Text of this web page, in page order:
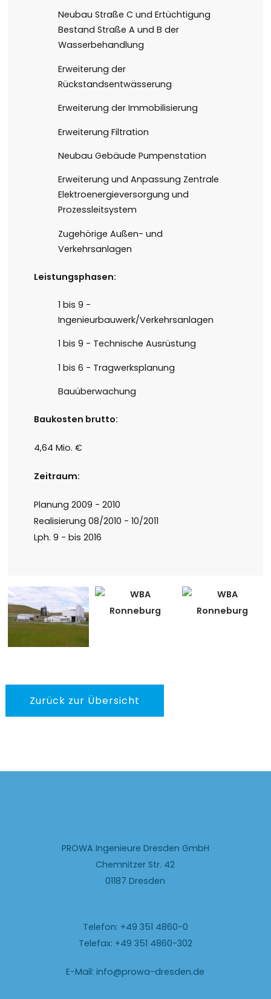
Neubau Straße C und Ertüchtigung
Bestand Straße A und B der
Wasserbehandlung
Erweiterung der
Rückstandsentwässerung
Erweiterung der Immobilisierung
Erweiterung Filtration
Neubau Gebäude Pumpenstation
Erweiterung und Anpassung Zentrale
Elektroenergieversorgung und
Prozessleitsystem
Zugehörige Außen- und
Verkehrsanlagen
Leistungsphasen:
1 bis 9 -
Ingenieurbauwerk/Verkehrsanlagen
1 bis 9 - Technische Ausrüstung
1 bis 6 - Tragwerksplanung
Bauüberwachung
Baukosten brutto:
4,64 Mio. €
Zeitraum:
Planung 2009 - 2010
Realisierung 08/2010 - 10/2011
Lph. 9 - bis 2016
Zurück zur Übersicht
PROWA Ingenieure Dresden GmbH
Chemnitzer Str. 42
01187 Dresden
Telefon: +49 351 4860-0
Telefax: +49 351 4860-302
E-Mail:info@prowa-dresden.de